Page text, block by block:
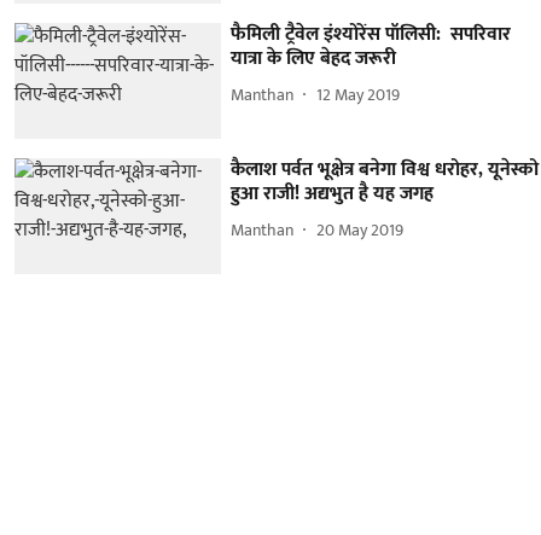
फैमिली ट्रैवेल इंश्योरेंस पॉलिसी: सपरिवार
यात्रा के लिए बेहद जरूरी
Manthan 12 May 2019
कैलाश पर्वत भूक्षेत्र बनेगा विश्व धरोहर, यूनेस्को
हुआ राजी! अद्यभुत है यह जगह
Manthan 20 May 2019